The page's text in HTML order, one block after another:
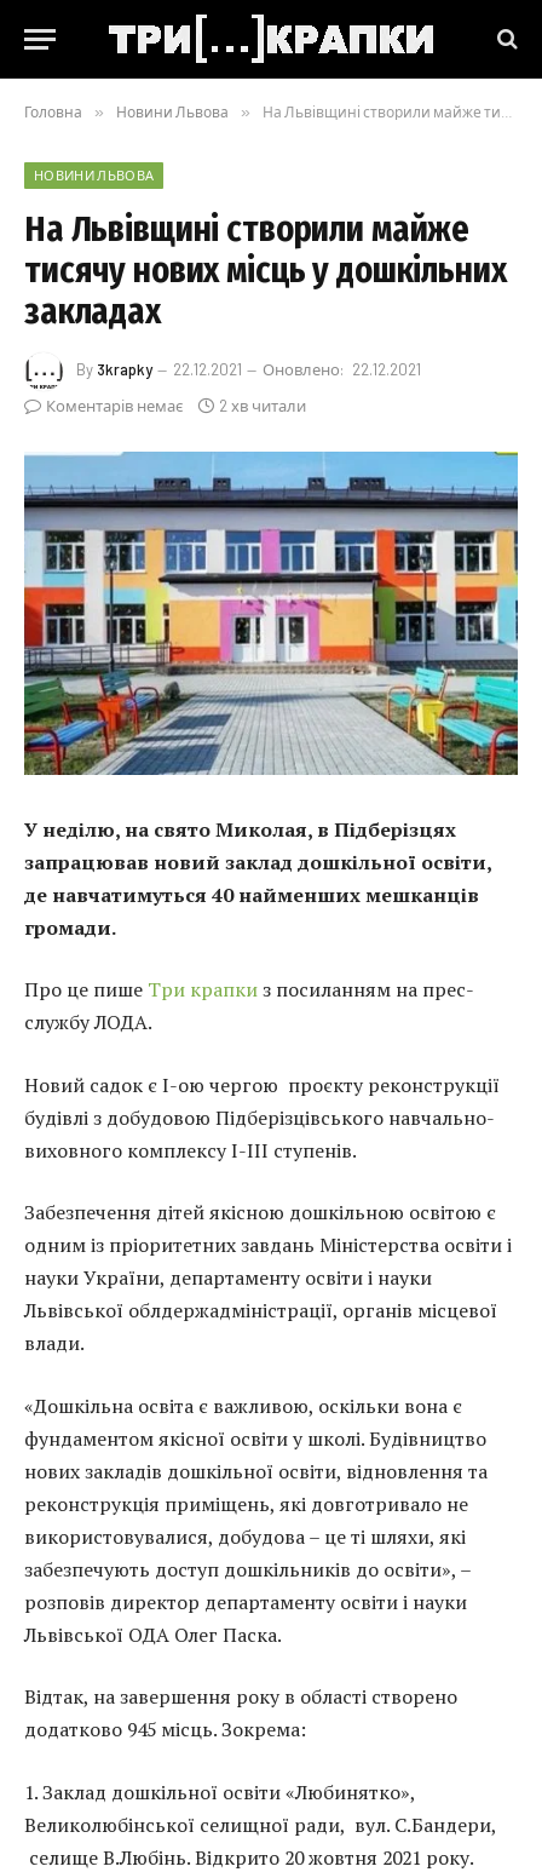
Головна » Новини Львова » На Львівщині створили майже тисячу нових місць у дошкільних закладах
НОВИНИ ЛЬВОВА
На Львівщині створили майже
тисячу нових місць у дошкільних
закладах
By 3krapky 22.12.2021 Оновлено: 22.12.2021
Коментарів немає
2 хв читали
У неділю, на свято Миколая, в Підберізцях
запрацював новий заклад дошкільної освіти,
де навчатимуться 40 найменших мешканців
громади.
Про це пише Три крапкиз посиланням на прес-
службу ЛОДА.
Новий садок є І-ою чергою проєкту реконструкції
будівлі з добудовою Підберізцівського навчально-
виховного комплексу I-III ступенів.
Забезпечення дітей якісною дошкільною освітою є
одним із пріоритетних завдань Міністерства освіти і
науки України, департаменту освіти і науки
Львівської облдержадміністрації, органів місцевої
влади.
«Дошкільна освіта є важливою, оскільки вона є
фундаментом якісної освіти у школі. Будівництво
нових закладів дошкільної освіти, відновлення та
реконструкція приміщень, які довготривало не
використовувалися, добудова – це ті шляхи, які
забезпечують доступ дошкільників до освіти», –
розповів директор департаменту освіти і науки
Львівської ОДА Олег Паска.
Відтак, на завершення року в області створено
додатково 945 місць. Зокрема:
1. Заклад дошкільної освіти «Любинятко»,
Великолюбінської селищної ради, вул. С.Бандери,
селище В.Любінь. Відкрито 20 жовтня 2021 року.